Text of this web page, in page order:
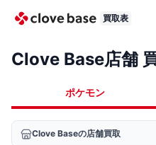
買取表
Clove Base店舗
ポケモン
Clove Baseの店舗買取